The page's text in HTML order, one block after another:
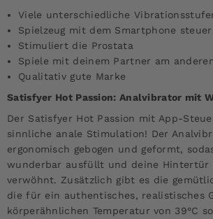
Viele unterschiedliche
Spielzeug mit dem Smartphone
Stimuliert die Prostata
Spiele mit deinem Partner am
Qualitativ gute Marke
Satisfyer Hot Passion: Analvibrator mit
Der Satisfyer Hot Passion mit App-
sinnliche anale Stimulation! Der
ergonomisch gebogen und geformt,
wunderbar ausfüllt und deine Hintertür
verwöhnt. Zusätzlich gibt es die
die für ein authentisches, realistisches
körperähnlichen Temperatur von 39°C